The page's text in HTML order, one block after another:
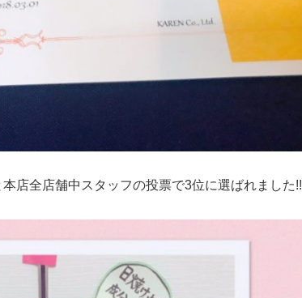
店全店舗中スタッフの投票で3位に選ばれました!!